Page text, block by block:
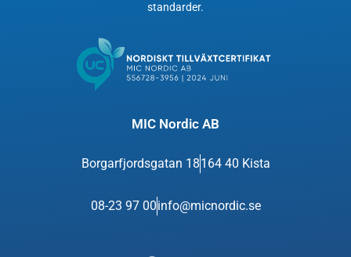
standarder.
MIC Nordic AB
Borgarfjordsgatan 18164 40 Kista
08-23 97 00info@micnordic.se